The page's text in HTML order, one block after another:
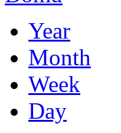
Year
Month
Week
Day